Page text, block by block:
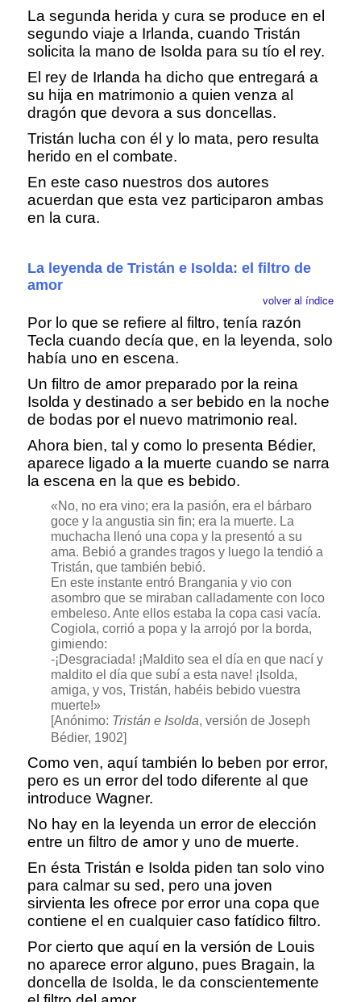
La segunda herida y cura se produce en el
segundo viaje a Irlanda, cuando Tristán
solicita la mano de Isolda para su tío el rey.
El rey de Irlanda ha dicho que entregará a
su hija en matrimonio a quien venza al
dragón que devora a sus doncellas.
Tristán lucha con él y lo mata, pero resulta
herido en el combate.
En este caso nuestros dos autores
acuerdan que esta vez participaron ambas
en la cura.
La leyenda de Tristán e Isolda: el filtro de
amor
volver al índice
Por lo que se refiere al filtro, tenía razón
Tecla cuando decía que, en la leyenda, solo
había uno en escena.
Un filtro de amor preparado por la reina
Isolda y destinado a ser bebido en la noche
de bodas por el nuevo matrimonio real.
Ahora bien, tal y como lo presenta Bédier,
aparece ligado a la muerte cuando se narra
la escena en la que es bebido.
«No, no era vino; era la pasión, era el bárbaro
goce y la angustia sin fin; era la muerte. La
muchacha llenó una copa y la presentó a su
ama. Bebió a grandes tragos y luego la tendió a
Tristán, que también bebió.
En este instante entró Brangania y vio con
asombro que se miraban calladamente con loco
embeleso. Ante ellos estaba la copa casi vacía.
Cogiola, corrió a popa y la arrojó por la borda,
gimiendo:
-¡Desgraciada! ¡Maldito sea el día en que nací y
maldito el día que subí a esta nave! ¡Isolda,
amiga, y vos, Tristán, habéis bebido vuestra
muerte!»
[Anónimo: Tristán e Isolda, versión de Joseph
Bédier, 1902]
Como ven, aquí también lo beben por error,
pero es un error del todo diferente al que
introduce Wagner.
No hay en la leyenda un error de elección
entre un filtro de amor y uno de muerte.
En ésta Tristán e Isolda piden tan solo vino
para calmar su sed, pero una joven
sirvienta les ofrece por error una copa que
contiene el en cualquier caso fatídico filtro.
Por cierto que aquí en la versión de Louis
no aparece error alguno, pues Bragain, la
doncella de Isolda, le da conscientemente